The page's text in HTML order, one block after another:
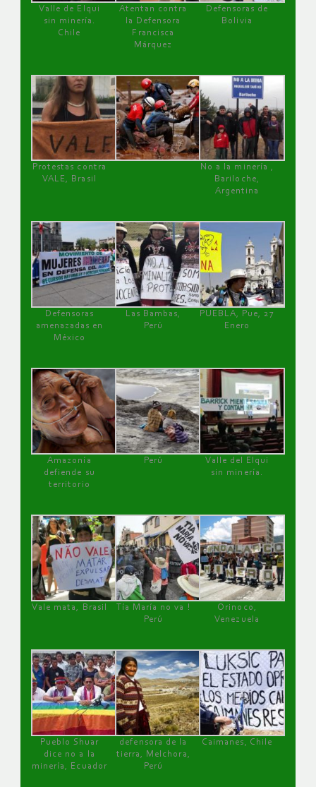
Valle de Elqui
sin minería.
Chile
Atentan contra
la Defensora
Francisca
Márquez
Defensoras de
Bolivia
Protestas contra
VALE, Brasil
No a la minería ,
Bariloche,
Argentina
Defensoras
amenazadas en
México
Las Bambas,
Perú
PUEBLA, Pue, 27
Enero
Amazonía
defiende su
territorio
Perú
Valle del Elqui
sin minería.
Vale mata, Brasil
Tía María no va !
Perú
Orinoco,
Venezuela
Pueblo Shuar
dice no a la
minería, Ecuador
defensora de la
tierra, Melchora,
Perú
Caimanes, Chile